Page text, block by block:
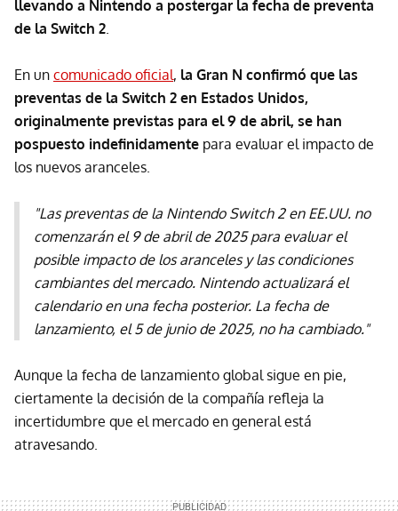
llevando a Nintendo a postergar la fecha de preventa
de la Switch 2.
En un comunicado oficial, la Gran N confirmó que las
preventas de la Switch 2 en Estados Unidos,
originalmente previstas para el 9 de abril, se han
pospuesto indefinidamente para evaluar el impacto de
los nuevos aranceles.
"Las preventas de la Nintendo Switch 2 en EE.UU. no
comenzarán el 9 de abril de 2025 para evaluar el
posible impacto de los aranceles y las condiciones
cambiantes del mercado. Nintendo actualizará el
calendario en una fecha posterior. La fecha de
lanzamiento, el 5 de junio de 2025, no ha cambiado."
Aunque la fecha de lanzamiento global sigue en pie,
ciertamente la decisión de la compañía refleja la
incertidumbre que el mercado en general está
atravesando.